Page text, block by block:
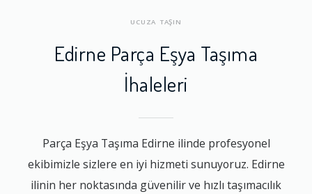
UCUZA TAŞIN
Edirne Parça Eşya Taşıma
İhaleleri
Parça Eşya Taşıma Edirne ilinde profesyonel
ekibimizle sizlere en iyi hizmeti sunuyoruz. Edirne
ilinin her noktasında güvenilir ve hızlı taşımacılık